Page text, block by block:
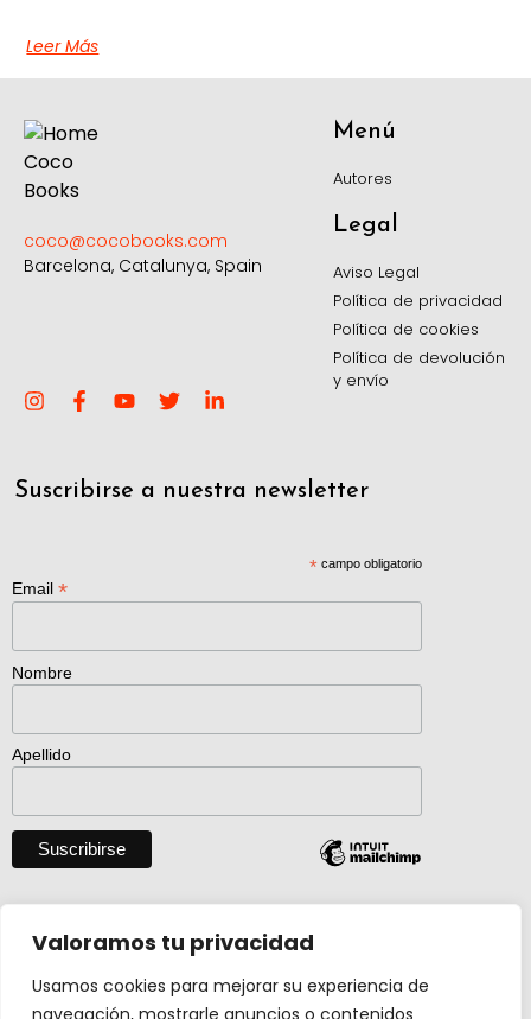
Valoramos tu privacidad
Usamos cookies para mejorar su experiencia de
navegación, mostrarle anuncios o contenidos
Leer Más
coco@cocobooks.com
Barcelona, Catalunya, Spain
Menú
Autores
Legal
Aviso Legal
Política de privacidad
Política de cookies
Política de devolución
y envío
Suscribirse a nuestra newsletter
*campo obligatorio
Email *
Nombre
Apellido
Descargar catálogo entero en pdf